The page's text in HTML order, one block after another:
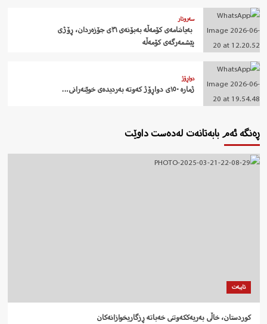
سەروتار
‍ بەیاننامەی کۆمەڵە بەبۆنەی ٣١ی جۆزەردان، ڕۆژی
پێشمەرگەی کۆمەڵە
دواڕۆژ
ژمارە ١٥٠ی دواڕۆژ کەوتە بەردیدەی خوێنەرانی…
ڕەنگە ئەم بابەتانەت لەدەست داوێت
تایبەت
کوردستان، خاڵی بەریەککەوتنی خەباتە ڕزگاریخوازانەکان